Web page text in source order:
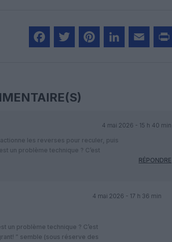
4 mai 2026 - 15 h 40 min
les reverses pour reculer, puis
un problème technique ? C’est
RÉPONDRE
4 mai 2026 - 17 h 36 min
un problème technique ? C’est
” semble (sous réserve des